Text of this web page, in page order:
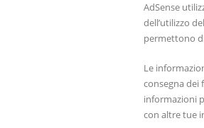
AdSense
dell’utilizzo
permettono
Le
consegna dei
informazioni
con altre tue